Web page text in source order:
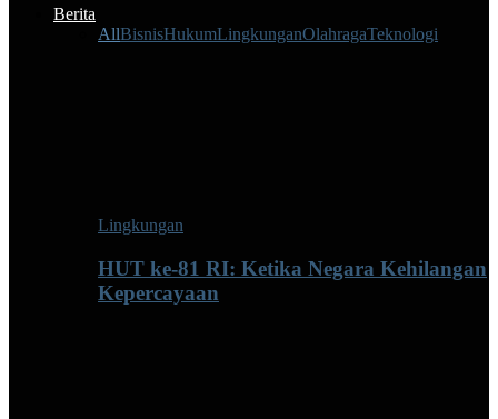
Berita
AllBisnisHukumLingkunganOlahragaTeknologi
Lingkungan
HUT ke-81 RI: Ketika Negara Kehilangan
Kepercayaan